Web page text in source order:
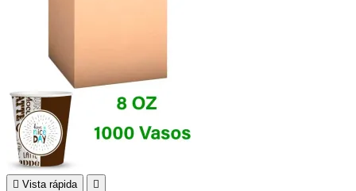
 Vista rápida 